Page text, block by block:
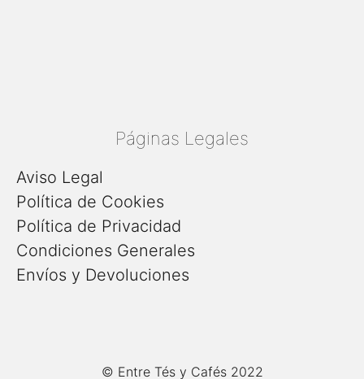
Páginas Legales
Aviso Legal
Política de Cookies
Política de Privacidad
Condiciones Generales
Envíos y Devoluciones
© Entre Tés y Cafés 2022
Finalizar